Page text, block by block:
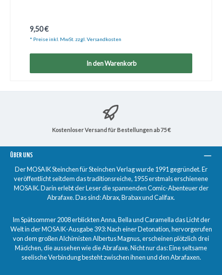
Regulärer Preis:
9,50 €
* Preise inkl. MwSt. zzgl. Versandkosten
In den Warenkorb
Kostenloser Versand für Bestellungen ab 75 €
ÜBER UNS
Der MOSAIK Steinchen für Steinchen Verlag wurde 1991 gegründet. Er
veröffentlicht seitdem das traditionsreiche, 1955 erstmals erschienene
MOSAIK. Darin erlebt der Leser die spannenden Comic-Abenteuer der
Abrafaxe. Das sind: Abrax, Brabax und Califax.
Im Spätsommer 2008 erblickten Anna, Bella und Caramella das Licht der
Welt in der MOSAIK-Ausgabe 393: Nach einer Detonation, hervorgerufen
von dem großen Alchimisten Albertus Magnus, erscheinen plötzlich drei
Mädchen, die aussehen wie die Abrafaxe. Nicht nur das: Eine seltsame
seelische Verbindung besteht zwischen ihnen und den Abrafaxen.